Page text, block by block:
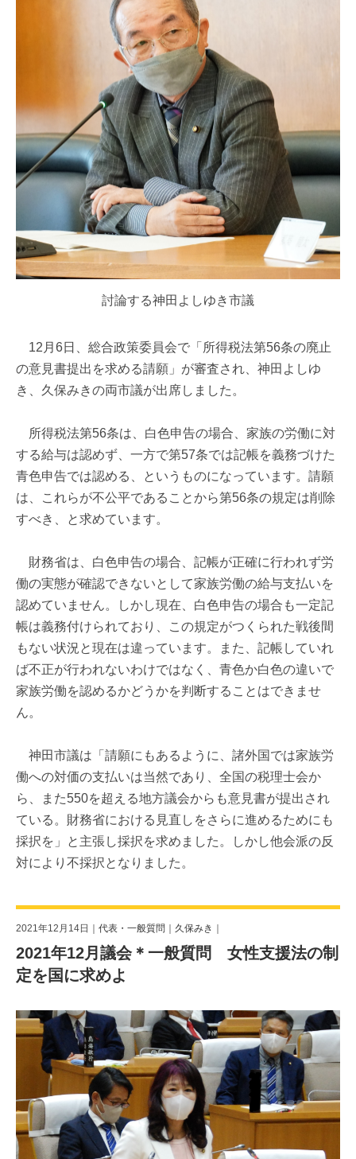
討論する神田よしゆき市議
12月6日、総合政策委員会で「所得税法第56条の廃止
の意見書提出を求める請願」が審査され、神田よしゆ
き、久保みきの両市議が出席しました。
所得税法第56条は、白色申告の場合、家族の労働に対
する給与は認めず、一方で第57条では記帳を義務づけた
青色申告では認める、というものになっています。請願
は、これらが不公平であることから第56条の規定は削除
すべき、と求めています。
財務省は、白色申告の場合、記帳が正確に行われず労
働の実態が確認できないとして家族労働の給与支払いを
認めていません。しかし現在、白色申告の場合も一定記
帳は義務付けられており、この規定がつくられた戦後間
もない状況と現在は違っています。また、記帳していれ
ば不正が行われないわけではなく、青色か白色の違いで
家族労働を認めるかどうかを判断することはできませ
ん。
神田市議は「請願にもあるように、諸外国では家族労
働への対価の支払いは当然であり、全国の税理士会か
ら、また550を超える地方議会からも意見書が提出され
ている。財務省における見直しをさらに進めるためにも
採択を」と主張し採択を求めました。しかし他会派の反
対により不採択となりました。
2021年12月14日｜ 代表・一般質問 久保みき
2021年12月議会＊一般質問 女性支援法の制
定を国に求めよ